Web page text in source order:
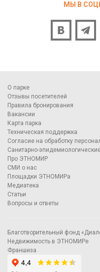
МЫ В
О парке
Отзывы посетителей
Правила бронирования
Вакансии
Карта парка
Техническая поддержка
Согласие на обработку
Санитарно-
Про ЭТНОМИР
СМИ о нас
Площадки ЭТНОМИРа
Медиатека
Статьи
Вопросы и ответы
Благотворительный фонд
Недвижимость в ЭТНОМИРе
Франшиза